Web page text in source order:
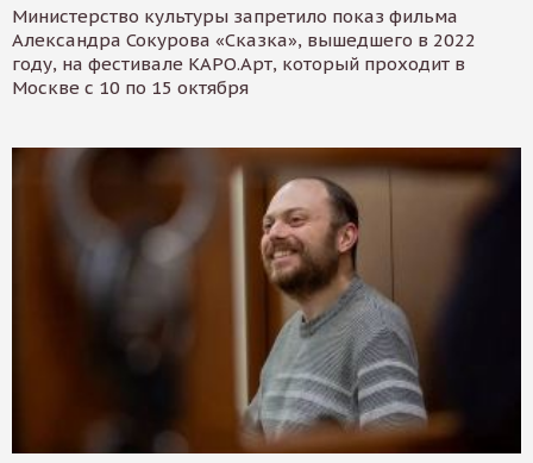
Министерство культуры запретило показ фильма
Александра Сокурова «Сказка», вышедшего в 2022
году, на фестивале КАРО.Арт, который проходит в
Москве с 10 по 15 октября